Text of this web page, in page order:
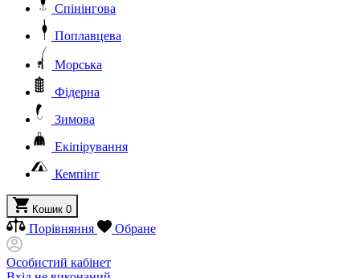
Спінінгова
Поплавцева
Морська
Фідерна
Зимова
Екіпірування
Кемпінг
Кошик 0
Порівняння Обране
Особистий кабінет